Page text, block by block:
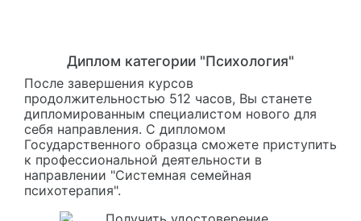
Диплом категории "Психология"
После завершения курсов
продолжительностью 512 часов, Вы станете
дипломированным специалистом нового для
себя направления. С дипломом
Государственного образца сможете приступить
к профессиональной деятельности в
направлении "Системная семейная
психотерапия".